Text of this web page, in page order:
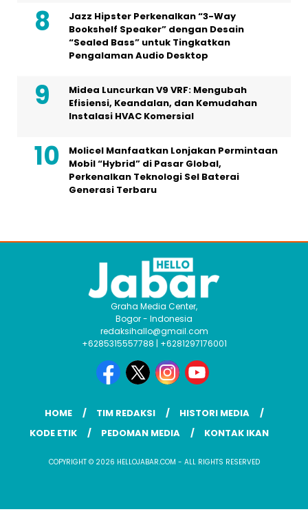
Jazz Hipster Perkenalkan “3-Way
Bookshelf Speaker” dengan Desain
“Sealed Bass” untuk Tingkatkan
Pengalaman Audio Desktop
Midea Luncurkan V9 VRF: Mengubah
Efisiensi, Keandalan, dan Kemudahan
Instalasi HVAC Komersial
Molicel Manfaatkan Lonjakan Permintaan
Mobil “Hybrid” di Pasar Global,
Perkenalkan Teknologi Sel Baterai
Generasi Terbaru
Graha Media Center,
Bogor - Indonesia
redaksihallo@gmail.com
+6285315557788 | +6281297176001
HOME TIM REDAKSI
HISTORI MEDIA
KODE ETIK
PEDOMAN MEDIA KONTAK IKAN
COPYRIGHT © 2026 HELLOJABAR.COM - ALL RIGHTS RESERVED